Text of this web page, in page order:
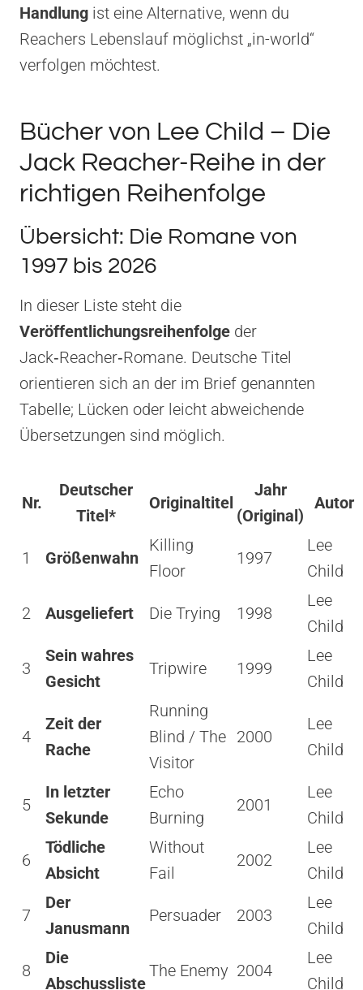
Handlung ist eine Alternative, wenn du
Reachers Lebenslauf möglichst „in-world“
verfolgen möchtest.
Bücher von Lee Child – Die
Jack Reacher-Reihe in der
richtigen Reihenfolge
Übersicht: Die Romane von
1997 bis 2026
In dieser Liste steht die
Veröffentlichungsreihenfolge der
Jack‑Reacher‑Romane. Deutsche Titel
orientieren sich an der im Brief genannten
Tabelle; Lücken oder leicht abweichende
Übersetzungen sind möglich.
Nr.
Deutscher
Titel*
Originaltitel
Jahr
(Original)
Autor
1 Größenwahn
Killing
Floor
1997
Lee
Child
2 Ausgeliefert Die Trying 1998
Lee
Child
3
Sein wahres
Gesicht
Tripwire 1999
Lee
Child
4
Zeit der
Rache
Running
Blind / The
Visitor
2000
Lee
Child
5
In letzter
Sekunde
Echo
Burning
2001
Lee
Child
6
Tödliche
Absicht
Without
Fail
2002
Lee
Child
7
Der
Janusmann
Persuader 2003
Lee
Child
8
Die
Abschussliste
The Enemy 2004
Lee
Child